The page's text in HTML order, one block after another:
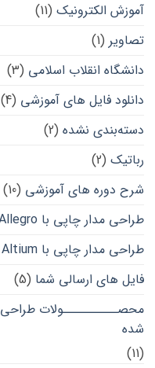
آموزش الکترونیک (11)
تصاویر (1)
دانشگاه انقلاب اسلامی (3)
دانلود فایل های آموزشی (4)
دسته‌بندی نشده (2)
رباتیک (2)
شرح دوره های آموزشی (10)
طراحی مدار چاپی با Allegro
طراحی مدار چاپی با Altium
فایل های ارسالی شما (5)
محصــــــــــولات طراحی
شده
(11)